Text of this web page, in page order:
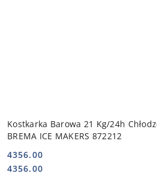
Kostkarka Barowa 21 Kg/24h
BREMA ICE MAKERS 872212
Cena:
4356.00
Cena:
4356.00